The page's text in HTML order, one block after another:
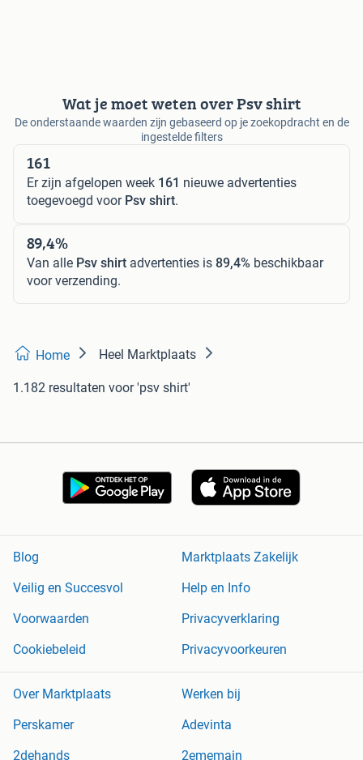
Wat je moet weten over Psv shirt
De onderstaande waarden zijn gebaseerd op je zoekopdracht en de
ingestelde filters
161
Er zijn afgelopen week 161 nieuwe advertenties
toegevoegd voor Psv shirt.
89,4%
Van alle Psv shirt advertenties is 89,4% beschikbaar
voor verzending.
Home Heel Marktplaats
1.182 resultaten voor 'psv shirt'
Blog
Marktplaats Zakelijk
Veilig en Succesvol
Help en Info
Voorwaarden
Privacyverklaring
Cookiebeleid
Privacyvoorkeuren
Over Marktplaats
Werken bij
Perskamer
Adevinta
2dehands
2ememain